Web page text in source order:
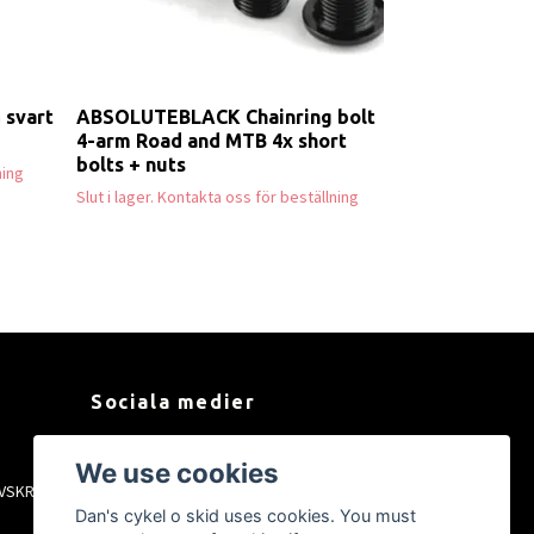
svart
ABSOLUTEBLACK Chainring bolt
4-arm Road and MTB 4x short
bolts + nuts
Slut i lager. Kontakta oss för beställning
Sociala medier
Instagram
YouTube
We use cookies
Dan's cykel o skid uses cookies. You must